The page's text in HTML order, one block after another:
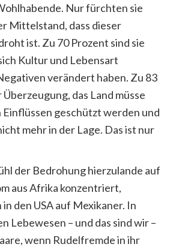
Nur fürchten sie
Mittelstand, dass dieser
ist. Zu 70 Prozent sind sie
Kultur und Lebensart
verändert haben. Zu 83
das Land müsse
geschützt werden und
mehr in der Lage. Das ist nur
der Bedrohung hierzulande auf
aus Afrika konzentriert,
den USA auf Mexikaner. In
Lebewesen – und das sind wir –
wenn Rudelfremde in ihr